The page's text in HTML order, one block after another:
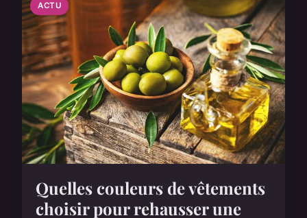
ACTU
Quelles couleurs de vêtements
choisir pour rehausser une